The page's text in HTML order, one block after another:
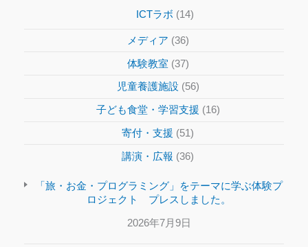
ICTラボ (14)
メディア (36)
体験教室 (37)
児童養護施設(56)
子ども食堂・学習支援 (16)
寄付・支援 (51)
講演・広報 (36)
「旅・お金・プログラミング」をテーマに学ぶ体験プ
ロジェクト プレスしました。
2026年7月9日